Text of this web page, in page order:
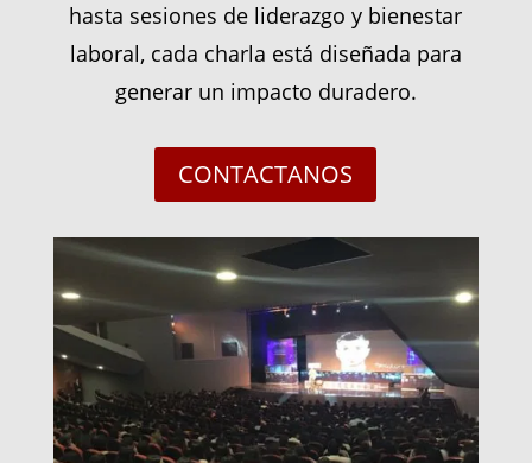
hasta sesiones de liderazgo y bienestar
laboral, cada charla está diseñada para
generar un impacto duradero.
CONTACTANOS